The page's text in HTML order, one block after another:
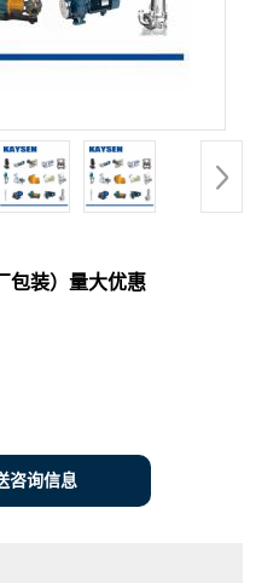
包装）量大优惠
咨询信息